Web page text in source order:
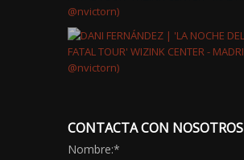
CONTACTA CON NOSOTROS
Nombre:*